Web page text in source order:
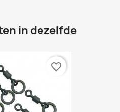
in dezelfde
favorite_border